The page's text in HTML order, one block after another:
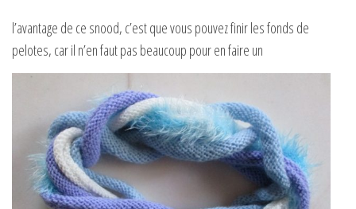
l’avantage de ce snood, c’est que vous pouvez finir les fonds de
pelotes, car il n’en faut pas beaucoup pour en faire un